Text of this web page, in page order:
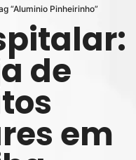
“Aluminio Pinheirinho”
de
em